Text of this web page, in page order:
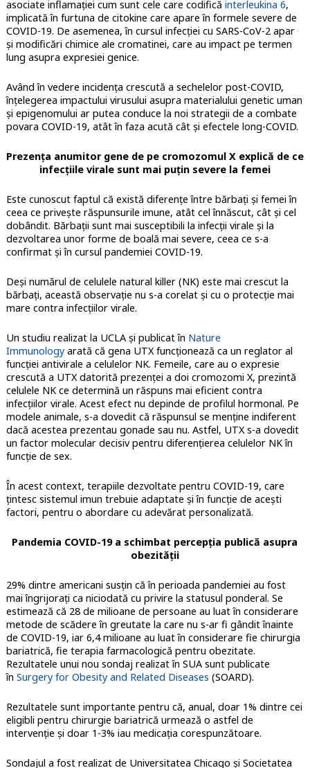
asociate inflamației cum sunt cele care codifică interleukina 6,
implicată în furtuna de citokine care apare în formele severe de
COVID-19. De asemenea, în cursul infecției cu SARS-CoV-2 apar
și modificări chimice ale cromatinei, care au impact pe termen
lung asupra expresiei genice.
Având în vedere incidența crescută a sechelelor post-COVID,
înțelegerea impactului virusului asupra materialului genetic uman
și epigenomului ar putea conduce la noi strategii de a combate
povara COVID-19, atât în faza acută cât și efectele long-COVID.
Prezența anumitor gene de pe cromozomul X explică de ce
infecțiile virale sunt mai puțin severe la femei
Este cunoscut faptul că există diferențe între bărbați și femei în
ceea ce privește răspunsurile imune, atât cel înnăscut, cât și cel
dobândit. Bărbații sunt mai susceptibili la infecții virale și la
dezvoltarea unor forme de boală mai severe, ceea ce s-a
confirmat și în cursul pandemiei COVID-19.
Deși numărul de celulele natural killer (NK) este mai crescut la
bărbați, această observație nu s-a corelat și cu o protecție mai
mare contra infecțiilor virale.
Un studiu realizat la UCLA și publicat în Nature
Immunologyarată că gena UTX funcționează ca un reglator al
funcției antivirale a celulelor NK. Femeile, care au o expresie
crescută a UTX datorită prezenței a doi cromozomi X, prezintă
celulele NK ce determină un răspuns mai eficient contra
infecțiilor virale. Acest efect nu depinde de profilul hormonal. Pe
modele animale, s-a dovedit că răspunsul se menține indiferent
dacă acestea prezentau gonade sau nu. Astfel, UTX s-a dovedit
un factor molecular decisiv pentru diferențierea celulelor NK în
funcție de sex.
În acest context, terapiile dezvoltate pentru COVID-19, care
țintesc sistemul imun trebuie adaptate și în funcție de acești
factori, pentru o abordare cu adevărat personalizată.
Pandemia COVID-19 a schimbat percepția publică asupra
obezității
29% dintre americani susțin că în perioada pandemiei au fost
mai îngrijorați ca niciodată cu privire la statusul ponderal. Se
estimează că 28 de milioane de persoane au luat în considerare
metode de scădere în greutate la care nu s-ar fi gândit înainte
de COVID-19, iar 6,4 milioane au luat în considerare fie chirurgia
bariatrică, fie terapia farmacologică pentru obezitate.
Rezultatele unui nou sondaj realizat în SUA sunt publicate
în Surgery for Obesity and Related Diseases (SOARD).
Rezultatele sunt importante pentru că, anual, doar 1% dintre cei
eligibli pentru chirurgie bariatrică urmează o astfel de
intervenție și doar 1-3% iau medicația corespunzătoare.
Sondajul a fost realizat de Universitatea Chicago și Societatea